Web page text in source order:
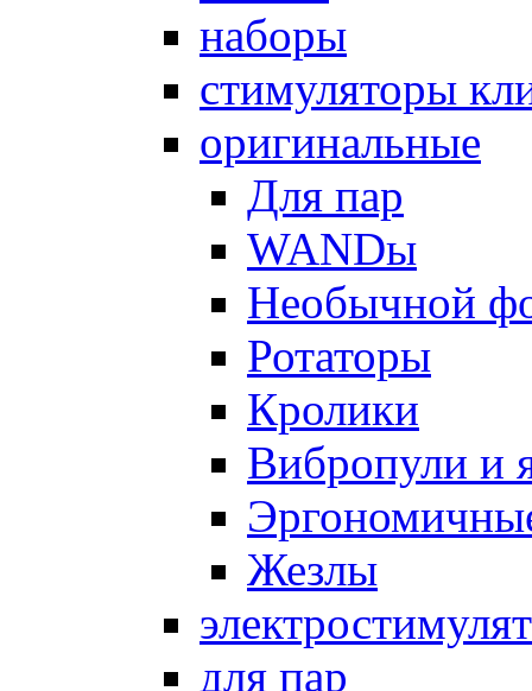
наборы
стимуляторы
оригинальные
Для пар
WANDы
Необычной
Ротаторы
Кролики
Вибропули и
Жезлы
для пар